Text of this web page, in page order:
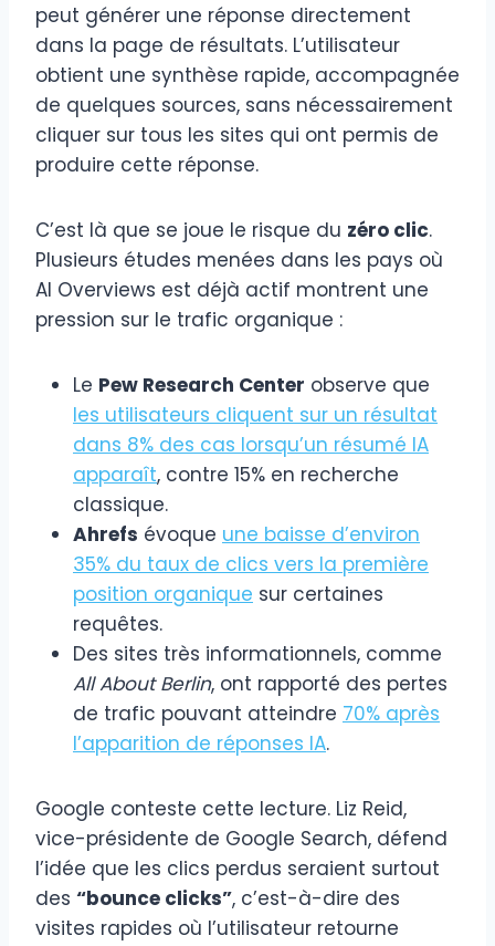
peut générer une réponse directement
dans la page de résultats. L’utilisateur
obtient une synthèse rapide, accompagnée
de quelques sources, sans nécessairement
cliquer sur tous les sites qui ont permis de
produire cette réponse.
C’est là que se joue le risque du zéro clic.
Plusieurs études menées dans les pays où
AI Overviews est déjà actif montrent une
pression sur le trafic organique :
Le Pew Research Center observe que
les utilisateurs cliquent sur un résultat
dans 8% des cas lorsqu’un résumé IA
apparaît, contre 15% en recherche
classique.
Ahrefs évoque une baisse d’environ
35% du taux de clics vers la première
position organique sur certaines
requêtes.
Des sites très informationnels, comme
All About Berlin, ont rapporté des pertes
de trafic pouvant atteindre 70% après
l’apparition de réponses IA.
Google conteste cette lecture. Liz Reid,
vice-présidente de Google Search, défend
l’idée que les clics perdus seraient surtout
des “bounce clicks”, c’est-à-dire des
visites rapides où l’utilisateur retourne